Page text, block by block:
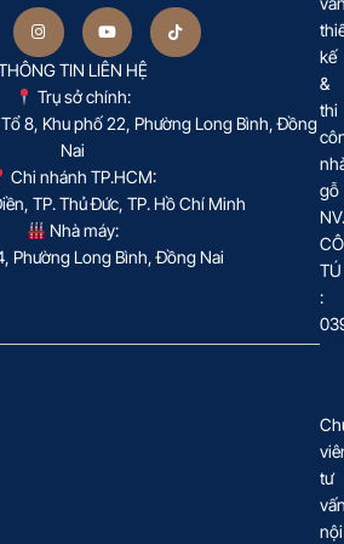
TIN LIÊN HỆ
Trụ sở chính:
8, Khu phố 22, Phường Long Bình, Đồng
Nai
Chi nhánh TP.HCM:
TP. Thủ Đức, TP. Hồ Chí Minh
Nhà máy:
Phường Long Bình, Đồng Nai
kế
&
thi
gỗ
NV.
TÚ
:
tư
nội